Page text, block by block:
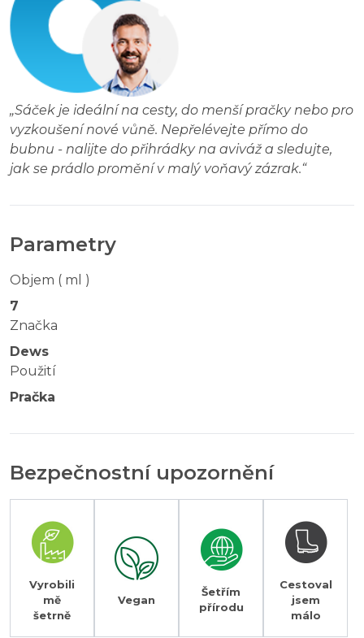
„Sáček je ideální na cesty, do menší pračky nebo pro
vyzkoušení nové vůně. Nepřelévejte přímo do
bubnu - nalijte do přihrádky na aviváž a sledujte,
jak se prádlo promění v malý voňavý zázrak.“
Parametry
Objem ( ml )
7
Značka
Dews
Použití
Pračka
Bezpečnostní upozornění
Vyrobili
mě
šetrně
Vegan
Šetřím
přírodu
Cestoval
jsem
málo